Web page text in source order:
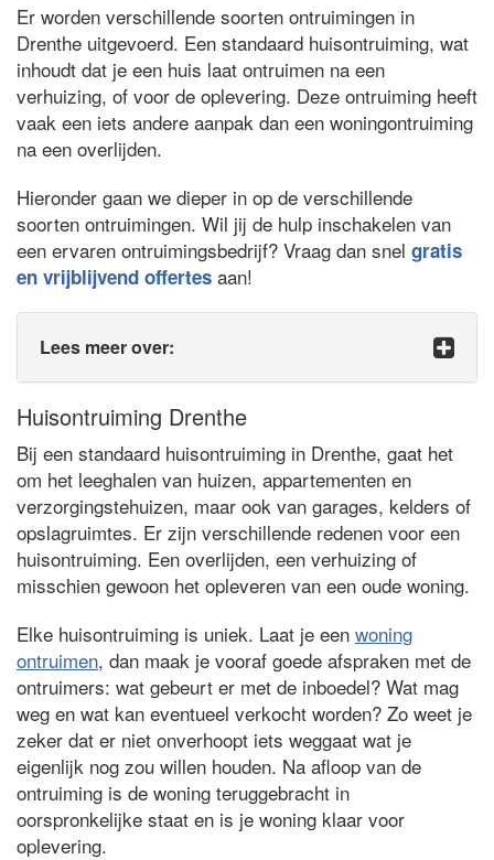
Er worden verschillende soorten ontruimingen in
Drenthe uitgevoerd. Een standaard huisontruiming, wat
inhoudt dat je een huis laat ontruimen na een
verhuizing, of voor de oplevering. Deze ontruiming heeft
vaak een iets andere aanpak dan een woningontruiming
na een overlijden.
Hieronder gaan we dieper in op de verschillende
soorten ontruimingen. Wil jij de hulp inschakelen van
een ervaren ontruimingsbedrijf? Vraag dan snel gratis
en vrijblijvend offertes aan!
Lees meer over:
Huisontruiming Drenthe
Bij een standaard huisontruiming in Drenthe, gaat het
om het leeghalen van huizen, appartementen en
verzorgingstehuizen, maar ook van garages, kelders of
opslagruimtes. Er zijn verschillende redenen voor een
huisontruiming. Een overlijden, een verhuizing of
misschien gewoon het opleveren van een oude woning.
Elke huisontruiming is uniek. Laat je een woning
ontruimen, dan maak je vooraf goede afspraken met de
ontruimers: wat gebeurt er met de inboedel? Wat mag
weg en wat kan eventueel verkocht worden? Zo weet je
zeker dat er niet onverhoopt iets weggaat wat je
eigenlijk nog zou willen houden. Na afloop van de
ontruiming is de woning teruggebracht in
oorspronkelijke staat en is je woning klaar voor
oplevering.